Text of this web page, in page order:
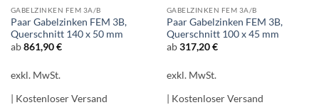
GABELZINKEN FEM 3A/B
Paar Gabelzinken FEM 3B,
Querschnitt 140 x 50 mm
ab861,90€
exkl. MwSt.
| Kostenloser Versand
GABELZINKEN FEM 3A/B
Paar Gabelzinken FEM 3B,
Querschnitt 100 x 45 mm
ab317,20€
exkl. MwSt.
| Kostenloser Versand